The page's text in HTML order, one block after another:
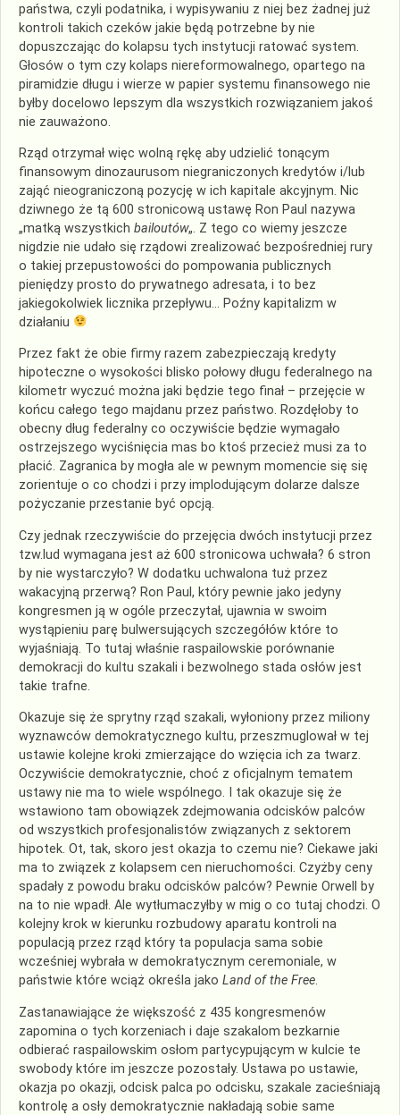
państwa, czyli podatnika, i wypisywaniu z niej bez żadnej już
kontroli takich czeków jakie będą potrzebne by nie
dopuszczając do kolapsu tych instytucji ratować system.
Głosów o tym czy kolaps niereformowalnego, opartego na
piramidzie długu i wierze w papier systemu finansowego nie
byłby docelowo lepszym dla wszystkich rozwiązaniem jakoś
nie zauważono.
Rząd otrzymał więc wolną rękę aby udzielić tonącym
finansowym dinozaurusom niegraniczonych kredytów i/lub
zająć nieograniczoną pozycję w ich kapitale akcyjnym. Nic
dziwnego że tą 600 stronicową ustawę Ron Paul nazywa
„matką wszystkich bailoutów„. Z tego co wiemy jeszcze
nigdzie nie udało się rządowi zrealizować bezpośredniej rury
o takiej przepustowości do pompowania publicznych
pieniędzy prosto do prywatnego adresata, i to bez
jakiegokolwiek licznika przepływu… Poźny kapitalizm w
działaniu
Przez fakt że obie firmy razem zabezpieczają kredyty
hipoteczne o wysokości blisko połowy długu federalnego na
kilometr wyczuć można jaki będzie tego finał – przejęcie w
końcu całego tego majdanu przez państwo. Rozdęłoby to
obecny dług federalny co oczywiście będzie wymagało
ostrzejszego wyciśnięcia mas bo ktoś przecież musi za to
płacić. Zagranica by mogła ale w pewnym momencie się się
zorientuje o co chodzi i przy implodującym dolarze dalsze
pożyczanie przestanie być opcją.
Czy jednak rzeczywiście do przejęcia dwóch instytucji przez
tzw.lud wymagana jest aż 600 stronicowa uchwała? 6 stron
by nie wystarczyło? W dodatku uchwalona tuż przez
wakacyjną przerwą? Ron Paul, który pewnie jako jedyny
kongresmen ją w ogóle przeczytał, ujawnia w swoim
wystąpieniu parę bulwersujących szczegółów które to
wyjaśniają. To tutaj właśnie raspailowskie porównanie
demokracji do kultu szakali i bezwolnego stada osłów jest
takie trafne.
Okazuje się że sprytny rząd szakali, wyłoniony przez miliony
wyznawców demokratycznego kultu, przeszmuglował w tej
ustawie kolejne kroki zmierzające do wzięcia ich za twarz.
Oczywiście demokratycznie, choć z oficjalnym tematem
ustawy nie ma to wiele wspólnego. I tak okazuje się że
wstawiono tam obowiązek zdejmowania odcisków palców
od wszystkich profesjonalistów związanych z sektorem
hipotek. Ot, tak, skoro jest okazja to czemu nie? Ciekawe jaki
ma to związek z kolapsem cen nieruchomości. Czyżby ceny
spadały z powodu braku odcisków palców? Pewnie Orwell by
na to nie wpadł. Ale wytłumaczyłby w mig o co tutaj chodzi. O
kolejny krok w kierunku rozbudowy aparatu kontroli na
populacją przez rząd który ta populacja sama sobie
wcześniej wybrała w demokratycznym ceremoniale, w
państwie które wciąż określa jako Land of the Free.
Zastanawiające że większość z 435 kongresmenów
zapomina o tych korzeniach i daje szakalom bezkarnie
odbierać raspailowskim osłom partycypującym w kulcie te
swobody które im jeszcze pozostały. Ustawa po ustawie,
okazja po okazji, odcisk palca po odcisku, szakale zacieśniają
kontrolę a osły demokratycznie nakładają sobie same